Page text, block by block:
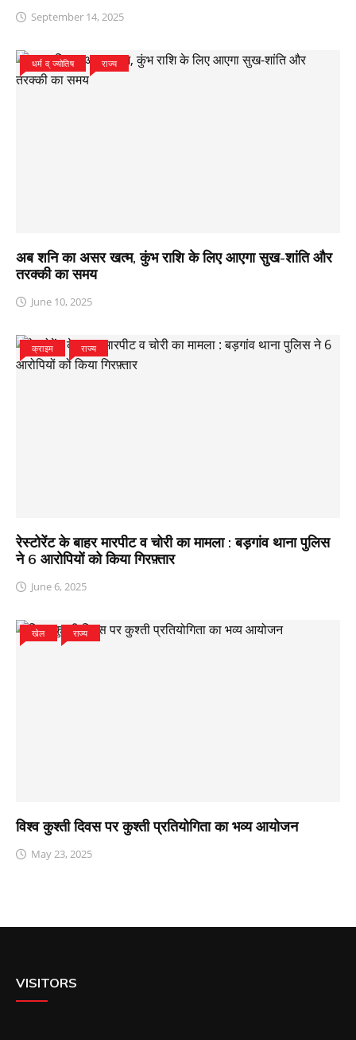
September 14, 2025
धर्म व् ज्योतिष राज्य
अब शनि का असर खत्म, कुंभ राशि के लिए आएगा सुख-शांति और
तरक्की का समय
June 10, 2025
क्राइम राज्य
रेस्टोरेंट के बाहर मारपीट व चोरी का मामला : बड़गांव थाना पुलिस
ने 6 आरोपियों को किया गिरफ़्तार
June 6, 2025
खेल राज्य
विश्व कुश्ती दिवस पर कुश्ती प्रतियोगिता का भव्य आयोजन
May 23, 2025
VISITORS